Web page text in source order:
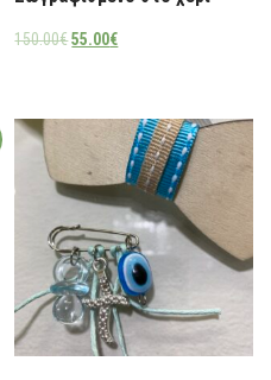
150.00€55.00€